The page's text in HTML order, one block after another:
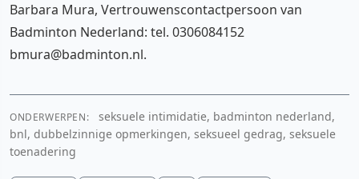
Barbara Mura, Vertrouwenscontactpersoon van
Badminton Nederland: tel. 0306084152
bmura@badminton.nl.
ONDERWERPEN:
seksuele intimidatie, badminton nederland,
bnl, dubbelzinnige opmerkingen, seksueel gedrag, seksuele
toenadering